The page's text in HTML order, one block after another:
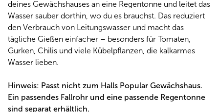
deines Gewächshauses an eine Regentonne und leitet das
Wasser sauber dorthin, wo du es brauchst. Das reduziert
den Verbrauch von Leitungswasser und macht das
tägliche Gießen einfacher – besonders für Tomaten,
Gurken, Chilis und viele Kübelpflanzen, die kalkarmes
Wasser lieben.
Hinweis: Passt nicht zum Halls Popular Gewächshaus.
Ein passendes Fallrohr und eine passende Regentonne
sind separat erhältlich.